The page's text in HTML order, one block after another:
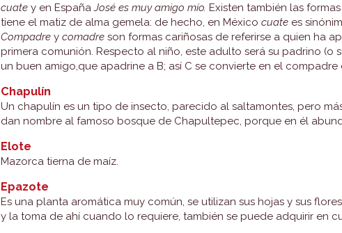
cuate y en EspañaJosé es muy amigo mío. Existen también las
tiene el matiz de alma gemela: de hecho, en Méxicocuate es
Compadreycomadre son formas cariñosas de referirse a quien ha
primera comunión. Respecto al niño, este adulto será su padrino (o
un buen amigo,que apadrine a B; así C se convierte en el compadre
Chapulín
Un chapulín es un tipo de insecto, parecido al saltamontes, pero
dan nombre al famoso bosque de Chapultepec, porque en él
Elote
Mazorca tierna de maíz.
Epazote
Es una planta aromática muy común, se utilizan sus hojas y sus
y la toma de ahí cuando lo requiere, también se puede adquirir en